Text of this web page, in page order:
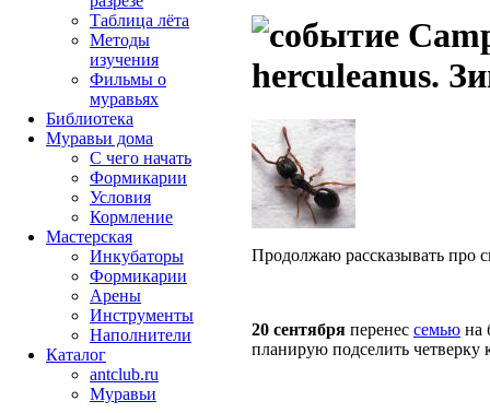
herculeanus.
Продолжаю рассказывать про
20 сентября перенес семью на
планирую подселить четверку
Таблица лёта
Методы
изучения
Фильмы о
муравьях
Библиотека
Муравьи дома
С чего начать
Формикарии
Условия
Кормление
Мастерская
Инкубаторы
Формикарии
Арены
Инструменты
Наполнители
Каталог
antclub.ru
Муравьи